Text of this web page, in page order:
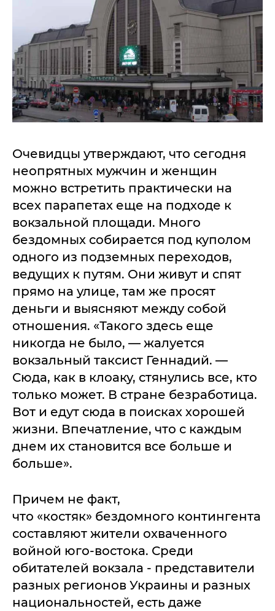
Очевидцы утверждают, что сегодня
неопрятных мужчин и женщин
можно встретить практически на
всех парапетах еще на подходе к
вокзальной площади. Много
бездомных собирается под куполом
одного из подземных переходов,
ведущих к путям. Они живут и спят
прямо на улице, там же просят
деньги и выясняют между собой
отношения. «Такого здесь еще
никогда не было, — жалуется
вокзальный таксист Геннадий. —
Сюда, как в клоаку, стянулись все, кто
только может. В стране безработица.
Вот и едут сюда в поисках хорошей
жизни. Впечатление, что с каждым
днем их становится все больше и
больше».
Причем не факт,
что «костяк» бездомного контингента
составляют жители охваченного
войной юго-востока. Среди
обитателей вокзала - представители
разных регионов Украины и разных
национальностей, есть даже